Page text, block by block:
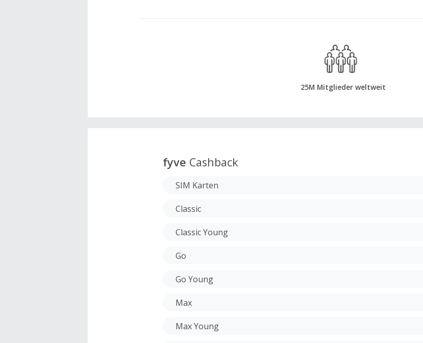
25M Mitglieder weltweit
fyve Cashback
SIM Karten
Classic
Classic Young
Go
Go Young
Max
Max Young